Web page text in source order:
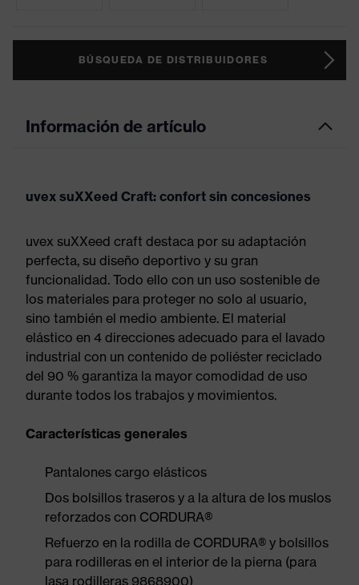
BÚSQUEDA DE DISTRIBUIDORES
Información de artículo
uvex suXXeed Craft: confort sin concesiones
uvex suXXeed craft destaca por su adaptación
perfecta, su diseño deportivo y su gran
funcionalidad. Todo ello con un uso sostenible de
los materiales para proteger no solo al usuario,
sino también el medio ambiente. El material
elástico en 4 direcciones adecuado para el lavado
industrial con un contenido de poliéster reciclado
del 90 % garantiza la mayor comodidad de uso
durante todos los trabajos y movimientos.
Características generales
Pantalones cargo elásticos
Dos bolsillos traseros y a la altura de los muslos
reforzados con CORDURA®
Refuerzo en la rodilla de CORDURA® y bolsillos
para rodilleras en el interior de la pierna (para
lasa rodilleras 9868900)